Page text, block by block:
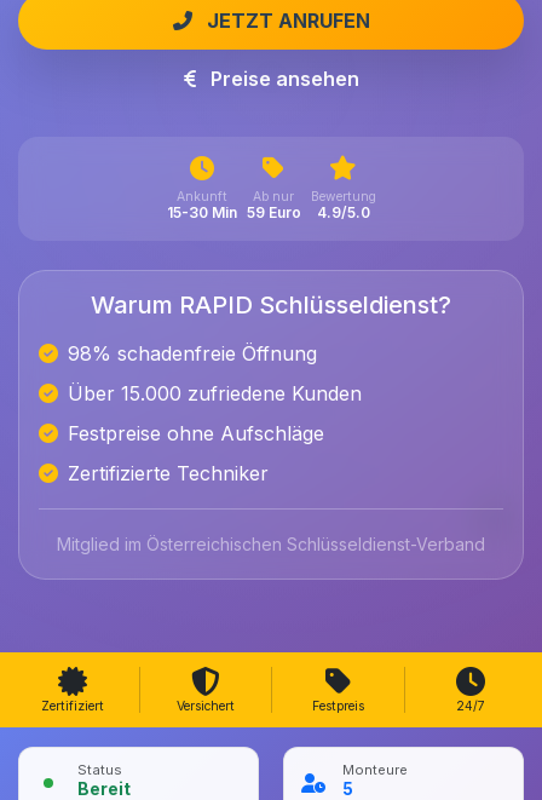
JETZT ANRUFEN
Preise ansehen
Ankunft
15-30 Min
Ab nur
59 Euro
Bewertung
4.9/5.0
Warum RAPID Schlüsseldienst?
98% schadenfreie Öffnung
Über 15.000 zufriedene Kunden
Festpreise ohne Aufschläge
Zertifizierte Techniker
Mitglied im Österreichischen Schlüsseldienst-Verband
Zertifiziert Versichert Festpreis 24/7
Status
Bereit
Monteure
5